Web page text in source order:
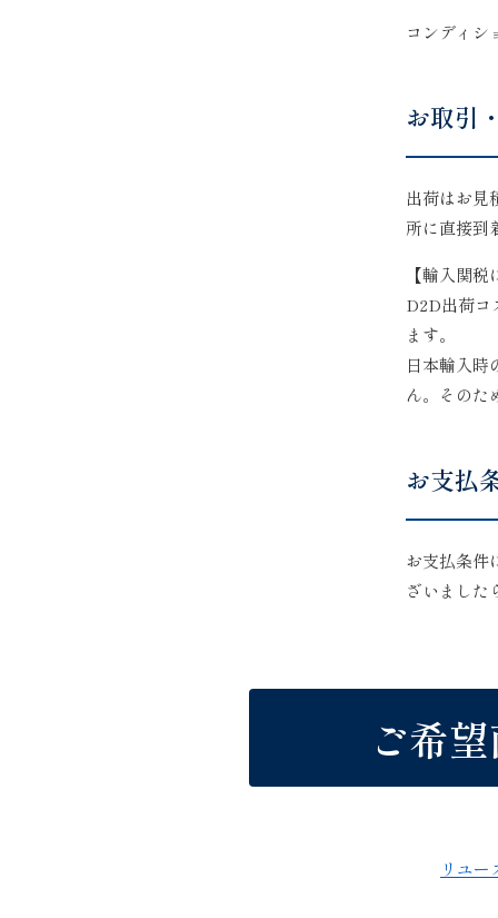
コンディ
お取引
出荷はお見
所に直接到
【輸入関
D2D出荷コ
ます。
日本輸入時
ん。そのた
お支払
お支払条件
ざいました
ご希
リユ